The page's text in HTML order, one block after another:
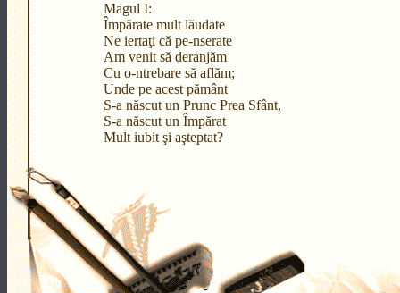
Magul I:
Împărate mult lăudate
Ne iertaţi că pe-nserate
Am venit să deranjăm
Cu o-ntrebare să aflăm;
Unde pe acest pământ
S-a născut un Prunc Prea Sfânt,
S-a născut un Împărat
Mult iubit şi aşteptat?